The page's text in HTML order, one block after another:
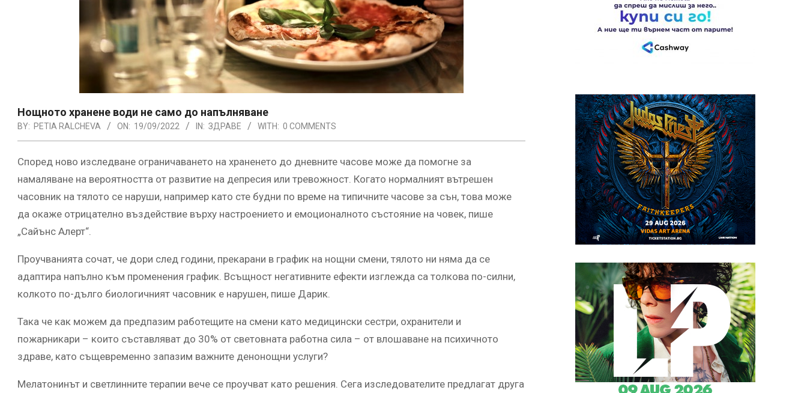
Нощното хранене води не само до напълняване
BY: PETIA RALCHEVA ON: 19/09/2022 IN: ЗДРАВЕ WITH: 0 COMMENTS
Според ново изследване ограничаването на храненето до дневните часове може да помогне за
намаляване на вероятността от развитие на депресия или тревожност. Когато нормалният вътрешен
часовник на тялото се наруши, например като сте будни по време на типичните часове за сън, това може
да окаже отрицателно въздействие върху настроението и емоционалното състояние на човек, пише
„Сайънс Алерт“.
Проучванията сочат, че дори след години, прекарани в график на нощни смени, тялото ни няма да се
адаптира напълно към променения график. Всъщност негативните ефекти изглежда са толкова по-силни,
колкото по-дълго биологичният часовник е нарушен, пише Дарик.
Така че как можем да предпазим работещите на смени като медицински сестри, охранители и
пожарникари – които съставляват до 30% от световната работна сила – от влошаване на психичното
здраве, като същевременно запазим важните денонощни услуги?
Мелатонинът и светлинните терапии вече се проучват като решения. Сега изследователите предлагат друга